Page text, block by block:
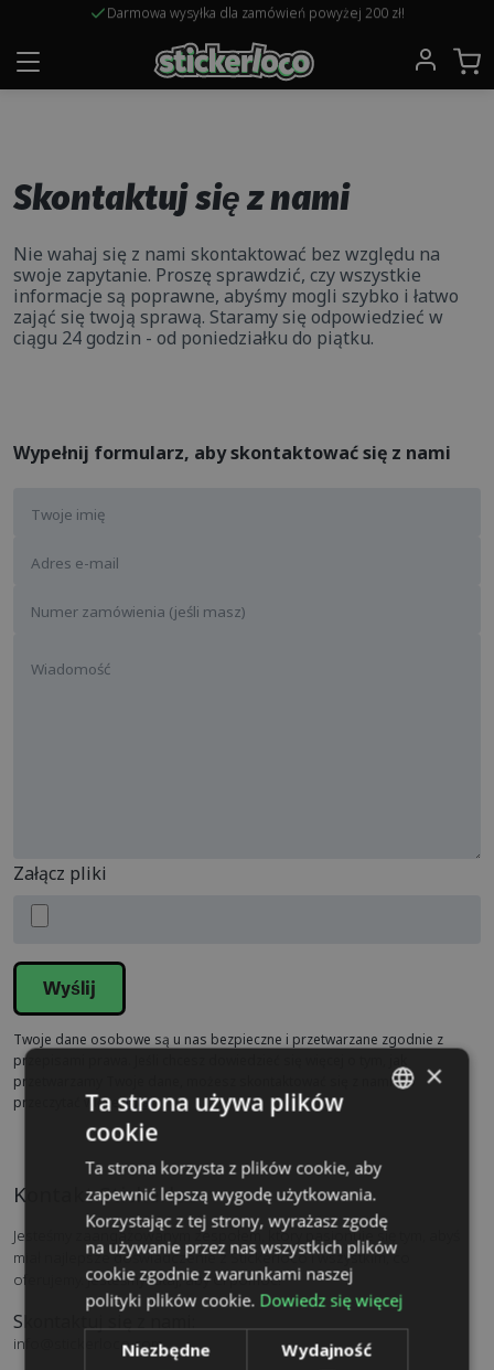
Zaprojektuj swoje własne naklejki!
Darmowa wysyłka dla zamówień powyżej 200 zł!
Skontaktuj się z nami
Nie wahaj się z nami skontaktować bez względu na
swoje zapytanie. Proszę sprawdzić, czy wszystkie
informacje są poprawne, abyśmy mogli szybko i łatwo
zająć się twoją sprawą. Staramy się odpowiedzieć w
ciągu 24 godzin - od poniedziałku do piątku.
Wypełnij formularz, aby skontaktować się z nami
Załącz pliki
Wyślij
Twoje dane osobowe są u nas bezpieczne i przetwarzane zgodnie z
przepisami prawa. Jeśli chcesz dowiedzieć się więcej o tym, jak
przetwarzamy Twoje dane, możesz skontaktować się z nami lub
przeczytać więcejtutaj.
Kontakt Stickerloco
Jesteśmy zaangażowanym zespołem, który pasjonuje się tym, abyś
miał najlepsze doświadczenie z Stickerloco i wszystkim, co
oferujemy. Jesteśmy tutaj, aby Ci pomóc!
Skontaktuj się z nami:
info@stickerloco.com
ENGLISH
DUTCH
DANISH
FINNISH
GERMAN
×
Ta strona używa plików
cookie
Ta strona korzysta z plików cookie, aby
zapewnić lepszą wygodę użytkowania.
Korzystając z tej strony, wyrażasz zgodę
na używanie przez nas wszystkich plików
cookie zgodnie z warunkami naszej
polityki plików cookie. Dowiedz się więcej
Niezbędne Wydajność